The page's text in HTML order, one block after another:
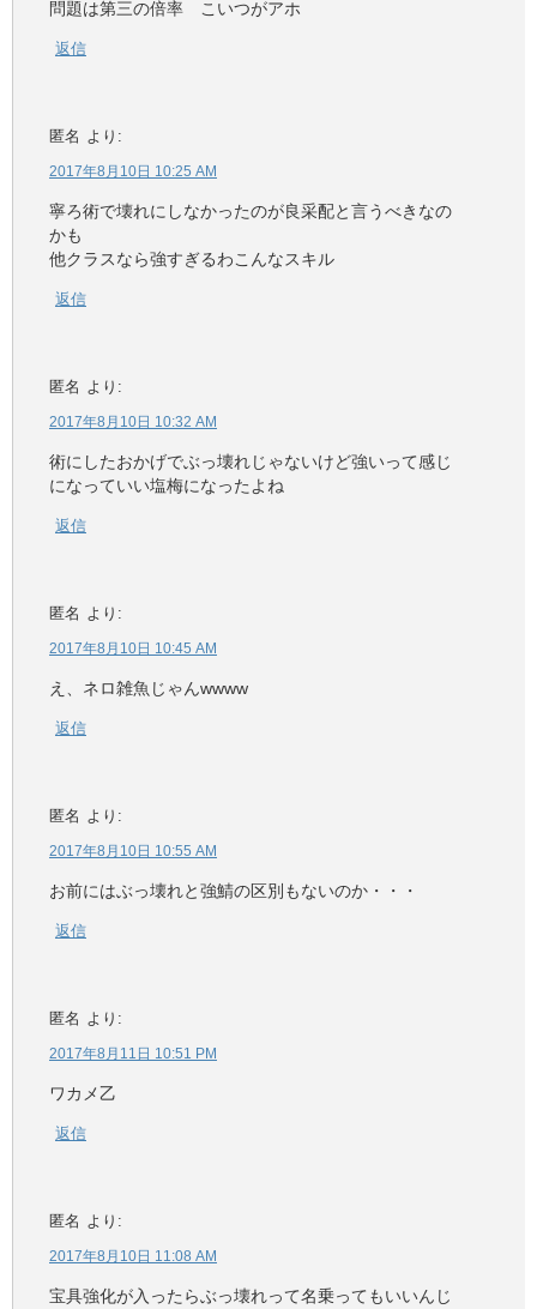
問題は第三の倍率 こいつがアホ
返信
匿名 より:
2017年8月10日 10:25 AM
寧ろ術で壊れにしなかったのが良采配と言うべきなの
かも
他クラスなら強すぎるわこんなスキル
返信
匿名 より:
2017年8月10日 10:32 AM
術にしたおかげでぶっ壊れじゃないけど強いって感じ
になっていい塩梅になったよね
返信
匿名 より:
2017年8月10日 10:45 AM
え、ネロ雑魚じゃんwwww
返信
匿名 より:
2017年8月10日 10:55 AM
お前にはぶっ壊れと強鯖の区別もないのか・・・
返信
匿名 より:
2017年8月11日 10:51 PM
ワカメ乙
返信
匿名 より:
2017年8月10日 11:08 AM
宝具強化が入ったらぶっ壊れって名乗ってもいいんじ